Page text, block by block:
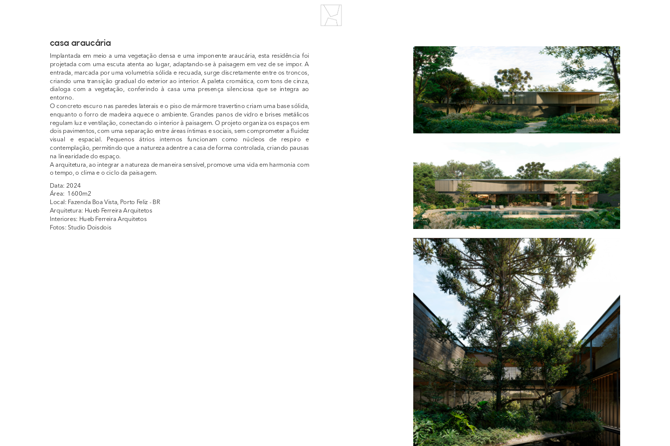
casa araucária
Implantada em meio a uma vegetação densa e uma imponente araucária, esta residência foi
projetada com uma escuta atenta ao lugar, adaptando-se à paisagem em vez de se impor. A
entrada, marcada por uma volumetria sólida e recuada, surge discretamente entre os troncos,
criando uma transição gradual do exterior ao interior. A paleta cromática, com tons de cinza,
dialoga com a vegetação, conferindo à casa uma presença silenciosa que se integra ao
entorno.
O concreto escuro nas paredes laterais e o piso de mármore travertino criam uma base sólida,
enquanto o forro de madeira aquece o ambiente. Grandes panos de vidro e brises metálicos
regulam luz e ventilação, conectando o interior à paisagem. O projeto organiza os espaços em
dois pavimentos, com uma separação entre áreas íntimas e sociais, sem comprometer a fluidez
visual e espacial. Pequenos átrios internos funcionam como núcleos de respiro e
contemplação, permitindo que a natureza adentre a casa de forma controlada, criando pausas
na linearidade do espaço.
A arquitetura, ao integrar a natureza de maneira sensível, promove uma vida em harmonia com
o tempo, o clima e o ciclo da paisagem.
Data: 2024
Área:  1600m2
Local: Fazenda Boa Vista, Porto Feliz - BR
Arquitetura: Hueb Ferreira Arquitetos
Interiores: Hueb Ferreira Arquitetos
Fotos: Studio Doisdois